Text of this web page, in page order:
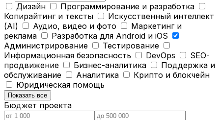
Дизайн
Программирование и разработка
Копирайтинг и тексты
Искусственный интеллект
(AI)
Аудио, видео и фото
Маркетинг и
реклама
Разработка для Android и iOS
Администрирование
Тестирование
Информационная безопасность
DevOps
SEO-
продвижение
Бизнес-аналитика
Поддержка и
обслуживание
Аналитика
Крипто и блокчейн
Юридическая помощь
Показать все
Бюджет проекта